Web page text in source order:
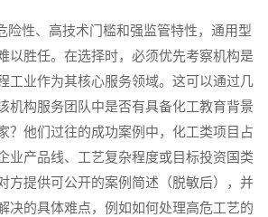
性、高技术门槛和强监管特性，通用型
以胜任。在选择时，必须优先考察机构是
工业作为其核心服务领域。这可以通过几
机构服务团队中是否有具备化工教育背景
？他们过往的成功案例中，化工类项目占
业产品线、工艺复杂程度或目标投资国类
方提供可公开的案例简述（脱敏后），并
决的具体难点，例如如何处理高危工艺的